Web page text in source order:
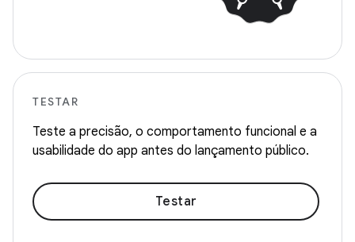
TESTAR
Teste a precisão, o comportamento funcional e a
usabilidade do app antes do lançamento público.
Testar